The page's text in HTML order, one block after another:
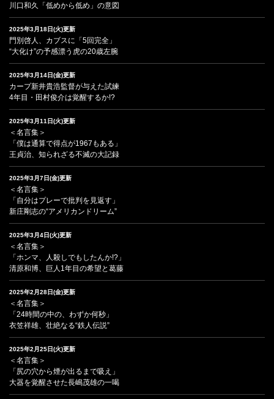
川口和久「低めから低め」の意図
2025年3月18日(火)更新
門別啓人、カブスに「5回完全」
“大化け”の予感漂う虎の20歳左腕
2025年3月14日(金)更新
カープ新井貴浩監督が与えた試練
4年目・田村俊介は覚醒するか!?
2025年3月11日(火)更新
＜名言集＞
「僕は通算で得点が1967もある」
王貞治、知られざる不滅の大記録
2025年3月7日(金)更新
＜名言集＞
「自分はプレーで批判を見返す」
新庄剛志の“アメリカンドリーム”
2025年3月4日(火)更新
＜名言集＞
「ホンマ、人殺しでもしたんか!?」
清原和博、巨人1年目の希望と葛藤
2025年2月28日(金)更新
＜名言集＞
「24時間の中の、わずか何秒」
衣笠祥雄、壮絶なる“鉄人伝説”
2025年2月25日(火)更新
＜名言集＞
「尻の穴から煙が出るまで吸え」
大器を覚醒させた長嶋茂雄の一喝